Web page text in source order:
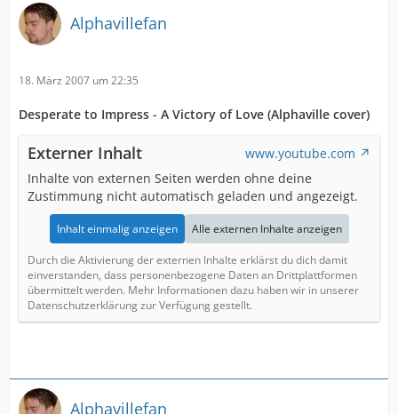
Alphavillefan
18. März 2007 um 22:35
Desperate to Impress - A Victory of Love (Alphaville cover)
Externer Inhalt
www.youtube.com
Inhalte von externen Seiten werden ohne deine
Zustimmung nicht automatisch geladen und angezeigt.
Inhalt einmalig anzeigen Alle externen Inhalte anzeigen
Durch die Aktivierung der externen Inhalte erklärst du dich damit
einverstanden, dass personenbezogene Daten an Drittplattformen
übermittelt werden. Mehr Informationen dazu haben wir in unserer
Datenschutzerklärung zur Verfügung gestellt.
Alphavillefan